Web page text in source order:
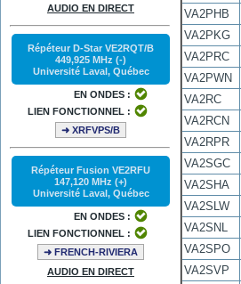
AUDIO EN DIRECT
Répéteur D-Star VE2RQT/B
449,925 MHz (-)
Université Laval, Québec
EN ONDES :
LIEN FONCTIONNEL :
➜ XRFVPS/B
Répéteur Fusion VE2RFU
147,120 MHz (+)
Université Laval, Québec
EN ONDES :
LIEN FONCTIONNEL :
➜ FRENCH-RIVIERA
AUDIO EN DIRECT
VA2PHB
VA2PKG
VA2PRC
VA2PWN
VA2RC
VA2RCN
VA2RPR
VA2SGC
VA2SHA
VA2SLW
VA2SNL
VA2SPO
VA2SVP